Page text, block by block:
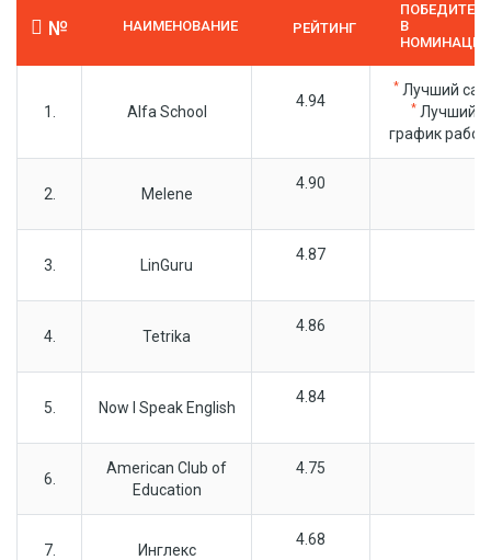
№ НАИМЕНОВАНИЕ РЕЙТИНГ
В
1. Alfa School
4.94
*Лучший
* Лучший
график
2. Melene
4.90
3. LinGuru
4.87
4. Tetrika
4.86
5. Now I Speak English
4.84
6.
American Club of
Education
4.75
7. Инглекс
4.68